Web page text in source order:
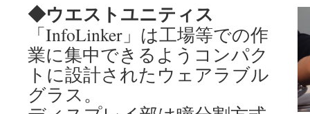
◆ウエストユニティス
「InfoLinker」は工場等での作
業に集中できるようコンパク
トに設計されたウェアラブル
グラス。